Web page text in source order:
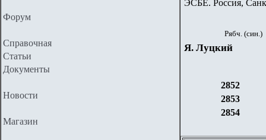
Форум
Справочная
Статьи
Документы
Новости
Магазин
ЭСБЕ. Россия,
Рябч. (син.)
Я. Луцкий
2852
2853
2854